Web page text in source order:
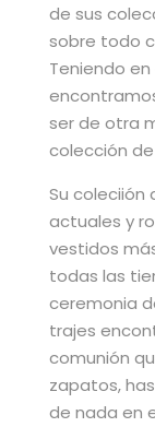
de sus
sobre todo
Teniendo
ser de otra
colección
Su coleciión
actuales y
vestidos
todas las
ceremonia
trajes
comunión
zapatos,
de nada en